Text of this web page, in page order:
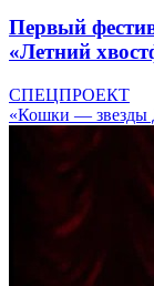
Первый
«Летний
СПЕЦПРОЕКТ
«Кошки — звезды